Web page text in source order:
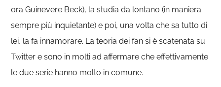
ora Guinevere Beck), la studia da lontano (in maniera
sempre più inquietante) e poi, una volta che sa tutto di
lei, la fa innamorare. La teoria dei fan si è scatenata su
Twitter e sono in molti ad affermare che effettivamente
le due serie hanno molto in comune.